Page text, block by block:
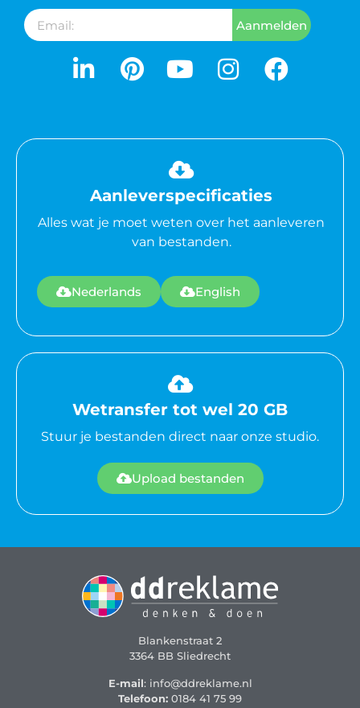
Aanmelden
Aanleverspecificaties
Alles wat je moet weten over het aanleveren
van bestanden.
Nederlands English
Wetransfer tot wel 20 GB
Stuur je bestanden direct naar onze studio.
Upload bestanden
Blankenstraat 2
3364 BB Sliedrecht
E-mail: info@ddreklame.nl
Telefoon: 0184 41 75 99